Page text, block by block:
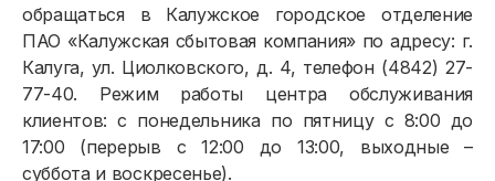
обращаться в Калужское городское отделение
ПАО «Калужская сбытовая компания» по адресу: г.
Калуга, ул. Циолковского, д. 4, телефон (4842) 27-
77-40. Режим работы центра обслуживания
клиентов: с понедельника по пятницу с 8:00 до
17:00 (перерыв с 12:00 до 13:00, выходные –
суббота и воскресенье).